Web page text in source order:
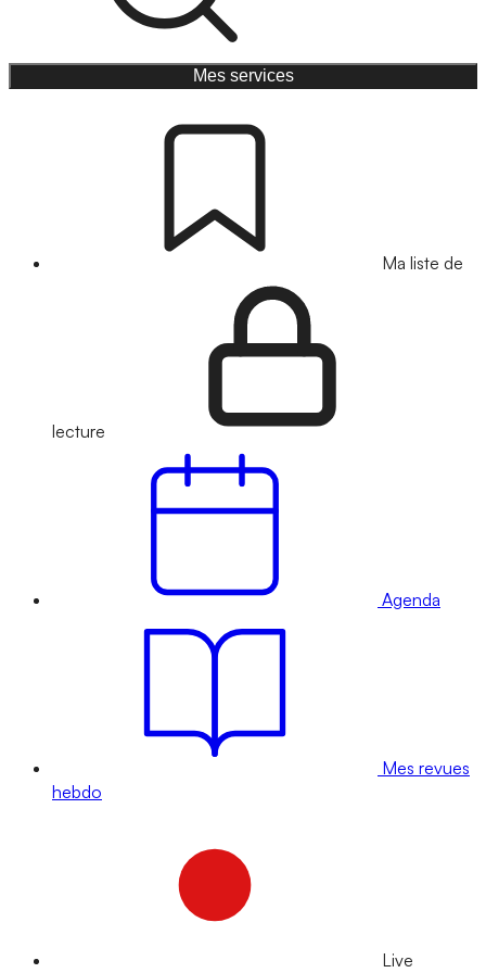
Mes services
Ma liste de
lecture
Agenda
Mes revues
hebdo
Live